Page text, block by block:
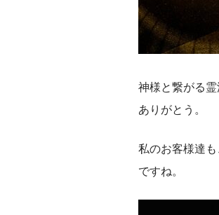
神様と繋がる
ありがとう。
私のお客様達
ですね。